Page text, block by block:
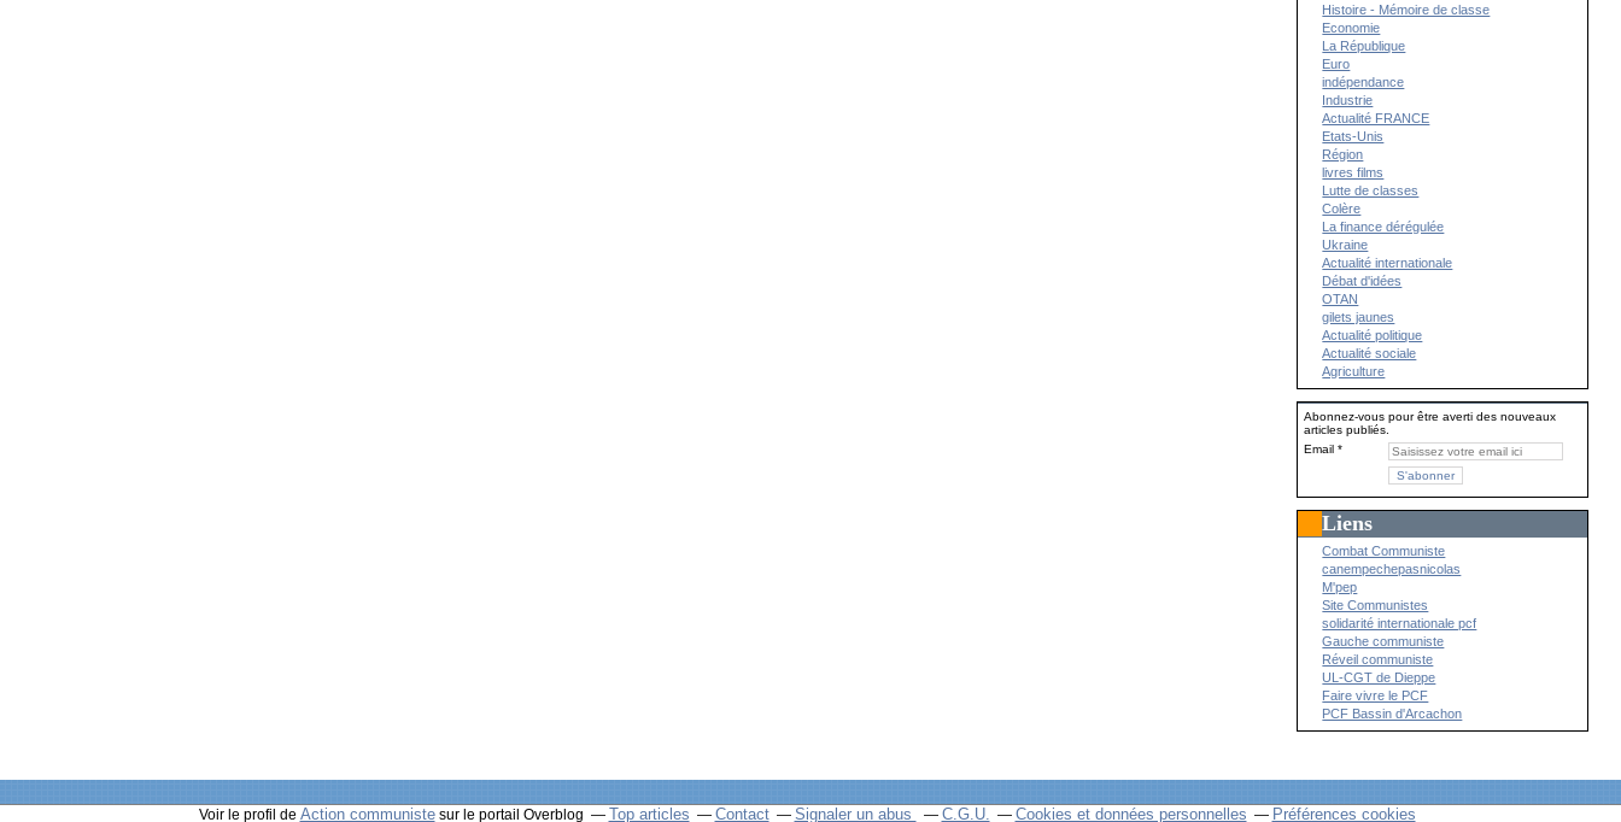
Histoire - Mémoire de classe
Economie
La République
Euro
indépendance
Industrie
Actualité FRANCE
Etats-Unis
Région
livres films
Lutte de classes
Colère
La finance dérégulée
Ukraine
Actualité internationale
Débat d'idées
OTAN
gilets jaunes
Actualité politique
Actualité sociale
Agriculture
Abonnez-vous pour être averti des nouveaux
articles publiés.
Email
Liens
Combat Communiste
canempechepasnicolas
M'pep
Site Communistes
solidarité internationale pcf
Gauche communiste
Réveil communiste
UL-CGT de Dieppe
Faire vivre le PCF
PCF Bassin d'Arcachon
Voir le profil de Action communistesur le portail Overblog Top articles Contact Signaler un abus C.G.U. Cookies et données personnelles Préférences cookies